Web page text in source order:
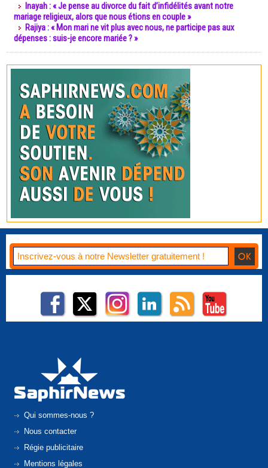
Inayah : « Je pense au divorce du fait d’infidélités avant notre
mariage religieux, alors que nous étions en couple »
Rajiya : « Mon mari ne vit plus avec nous, ne participe pas aux
dépenses : suis-je encore mariée ? »
Qui sommes-nous ?
Nous contacter
Régie publicitaire
Mentions légales